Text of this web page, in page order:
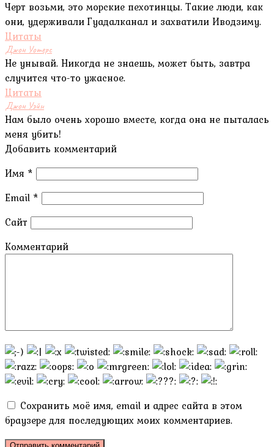
Черт возьми, это морские пехотинцы. Такие люди, как
они, удерживали Гуадалканал и захватили Иводзиму.
Цитаты
Джон Уотерс
Не унывай. Никогда не знаешь, может быть, завтра
случится что-то ужасное.
Цитаты
Джон Уэйн
Нам было очень хорошо вместе, когда она не пыталась
меня убить!
Добавить комментарий
Имя *
Email *
Сайт
Комментарий
Сохранить моё имя, email и адрес сайта в этом
браузере для последующих моих комментариев.